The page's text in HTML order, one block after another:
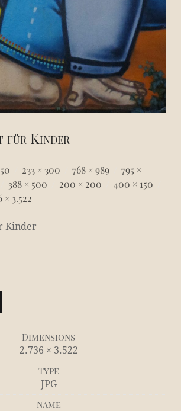
für Kinder
233 × 300 768 × 989
795 ×
388 × 500 200 × 200 400 × 150
× 3.522
Kinder
Dimensions
2.736 × 3.522
Type
JPG
Name